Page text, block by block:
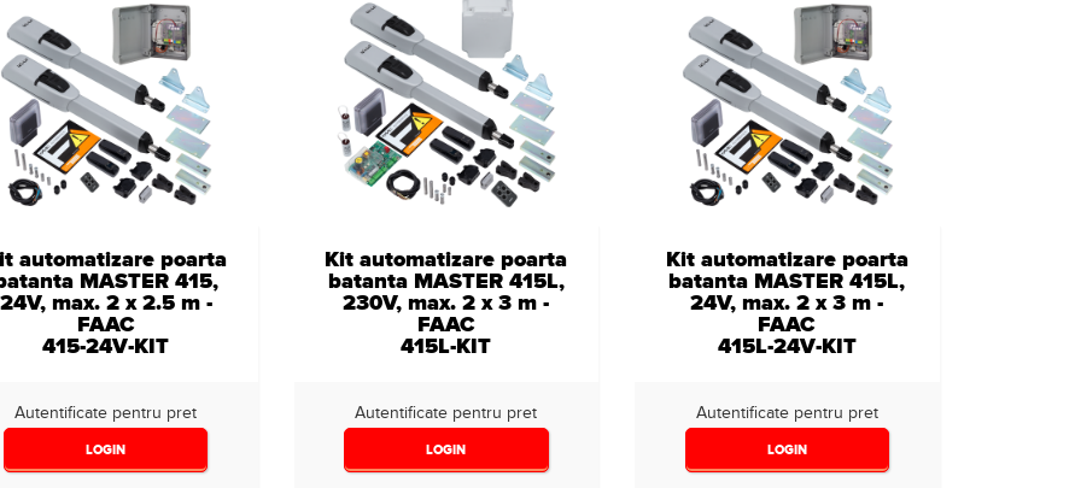
automatizare poarta
MASTER 415,
24V, max. 2 x 2.5 m -
FAAC
415-24V-KIT
Autentificate pentru pret
LOGIN
Kit automatizare poarta
batanta MASTER 415L,
230V, max. 2 x 3 m -
FAAC
415L-KIT
Autentificate pentru pret
LOGIN
Kit automatizare poarta
batanta MASTER 415L,
24V, max. 2 x 3 m -
FAAC
415L-24V-KIT
Autentificate pentru pret
LOGIN